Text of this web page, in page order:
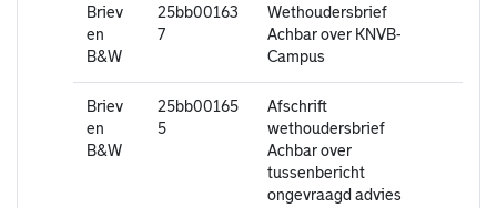
Briev
en
B&W
25bb00163
7
Wethoudersbrief
Achbar over KNVB-
Campus
Briev
en
B&W
25bb00165
5
Afschrift
wethoudersbrief
Achbar over
tussenbericht
ongevraagd advies